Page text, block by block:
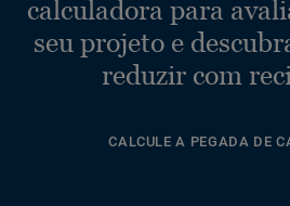
calculadora para
seu projeto e
reduzir com
CALCULE A PEGADA DE